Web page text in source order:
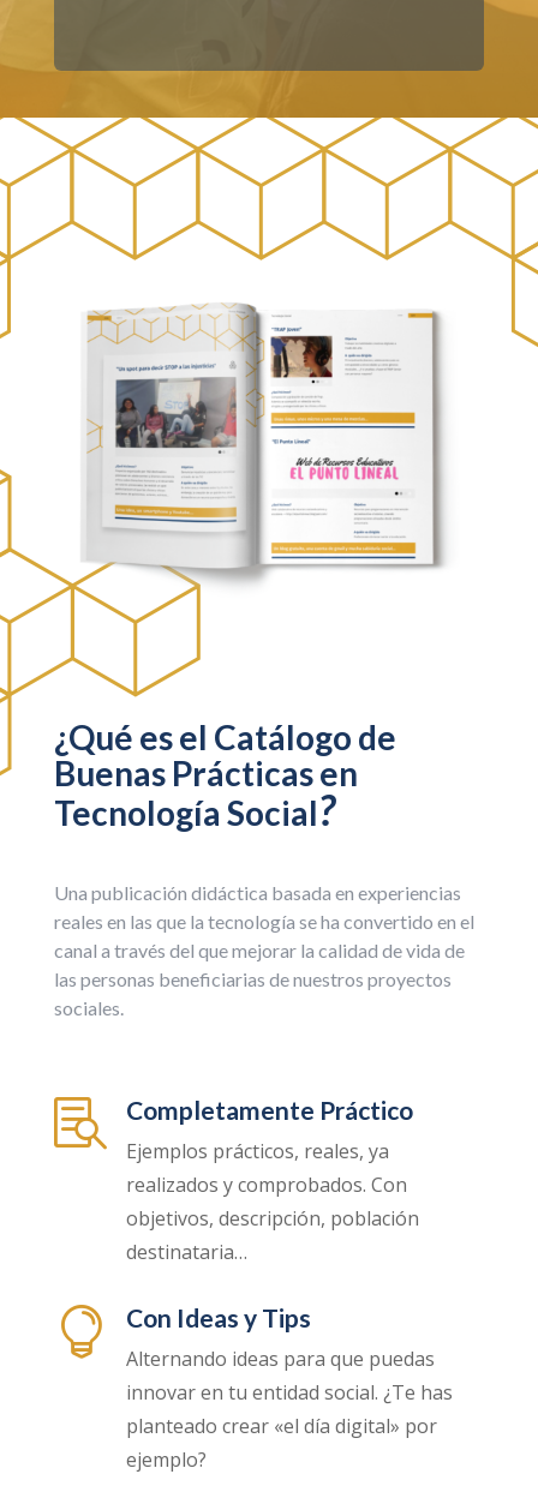
¿Qué es el Catálogo de
Buenas Prácticas en
Tecnología Social?
Una publicación didáctica basada en experiencias
reales en las que la tecnología se ha convertido en el
canal a través del que mejorar la calidad de vida de
las personas beneficiarias de nuestros proyectos
sociales.
 Completamente Práctico
Ejemplos prácticos, reales, ya
realizados y comprobados. Con
objetivos, descripción, población
destinataria…
 Con Ideas y Tips
Alternando ideas para que puedas
innovar en tu entidad social. ¿Te has
planteado crear «el día digital» por
ejemplo?